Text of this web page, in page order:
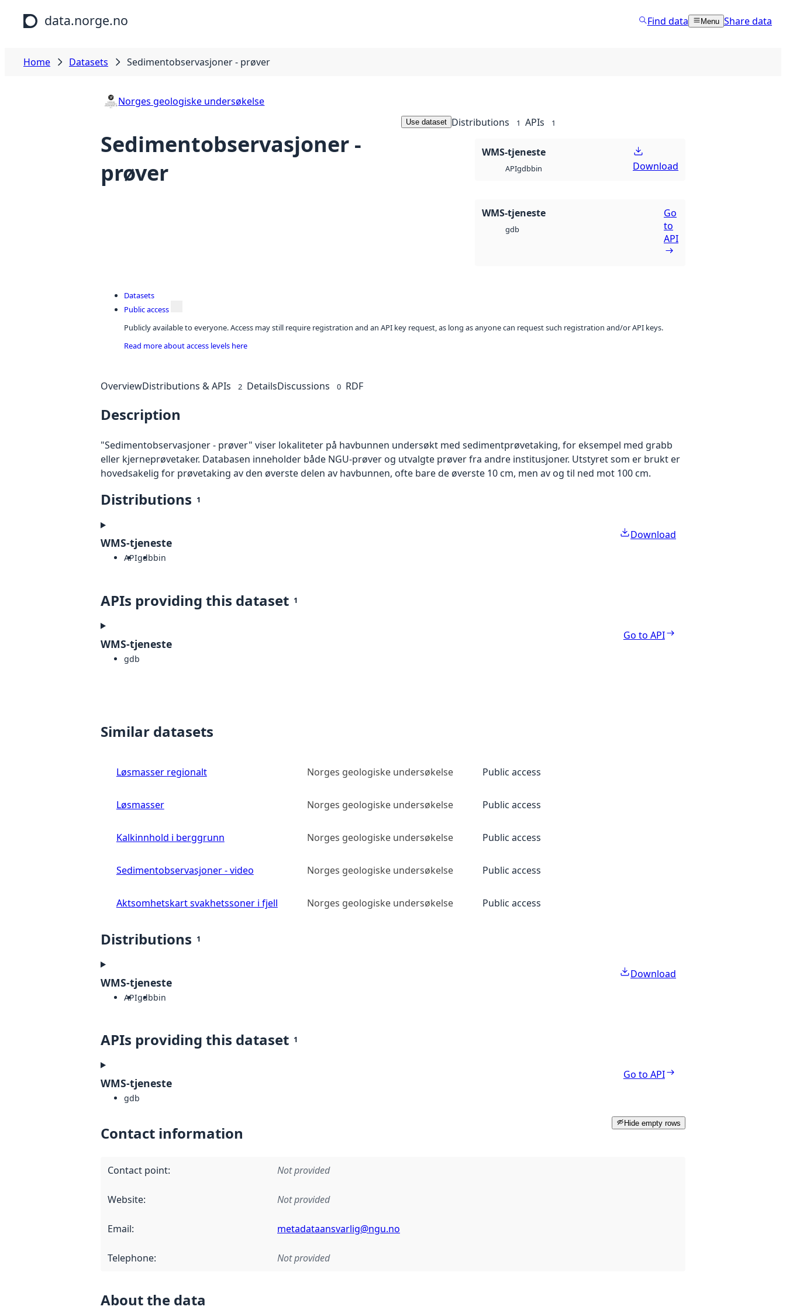
Skip to main content
data.norge.no Find data Menu Share data
Home Datasets Sedimentobservasjoner - prøver
Norges geologiske undersøkelse
Sedimentobservasjoner -
prøver
Use dataset Distributions 1 APIs 1
WMS-tjeneste
APIgdbbin Download
WMS-tjeneste
gdb
Go
to
API
Datasets
Public access
Publicly available to everyone. Access may still require registration and an API key request, as long as anyone can request such registration and/or API keys.
Read more about access levels here
OverviewDistributions & APIs 2 DetailsDiscussions 0 RDF
Description
"Sedimentobservasjoner - prøver" viser lokaliteter på havbunnen undersøkt med sedimentprøvetaking, for eksempel med grabb
eller kjerneprøvetaker. Databasen inneholder både NGU-prøver og utvalgte prøver fra andre institusjoner. Utstyret som er brukt er
hovedsakelig for prøvetaking av den øverste delen av havbunnen, ofte bare de øverste 10 cm, men av og til ned mot 100 cm.
Distributions 1
WMS-tjeneste
APIgdbbin
Download
APIs providing this dataset 1
WMS-tjeneste
gdb
Go to API
Similar datasets
Løsmasser regionalt Norges geologiske undersøkelse Public access
Løsmasser Norges geologiske undersøkelse Public access
Kalkinnhold i berggrunn Norges geologiske undersøkelse Public access
Sedimentobservasjoner - video Norges geologiske undersøkelse Public access
Aktsomhetskart svakhetssoner i fjell Norges geologiske undersøkelse Public access
Distributions 1
WMS-tjeneste
APIgdbbin
Download
APIs providing this dataset 1
WMS-tjeneste
gdb
Go to API
Hide empty rows
Contact information
Contact point: Not provided
Website: Not provided
Email: metadataansvarlig@ngu.no
Telephone: Not provided
About the data